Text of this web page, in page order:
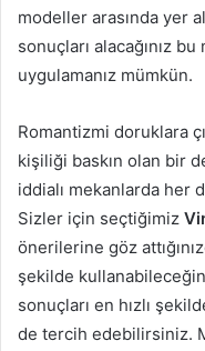
modeller arasında yer
sonuçları alacağınız
uygulamanız mümkün.
Romantizmi doruklara
kişiliği baskın olan bir
iddialı mekanlarda her
Sizler için seçtiğimiz
önerilerine göz
şekilde
sonuçları en hızlı
de tercih edebilirsiniz.